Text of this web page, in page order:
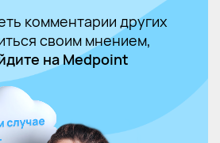
комментарии других
своим мнением,
на Medpoint